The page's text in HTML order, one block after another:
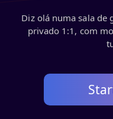
Diz olá numa sala de
privado 1:1, com